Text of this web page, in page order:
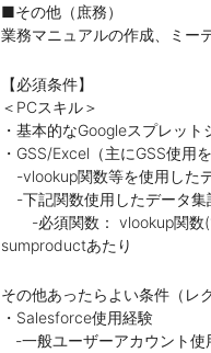
■その他（庶務）
業務マニュアルの作成、ミー
【必須条件】
＜PCスキル＞
・基本的なGoogleスプレッ
・GSS/Excel（主にGSS使用を
-vlookup関数等を使用した
-下記関数使用したデータ集
-必須関数： vlookup関数(
sumproductあたり
その他あったらよい条件（レ
・Salesforce使用経験
‐一般ユーザーアカウント使